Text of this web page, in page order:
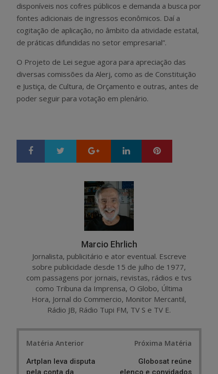
disponíveis nos cofres públicos e demanda a busca por
fontes adicionais de ingressos econômicos. Daí a
cogitação de aplicação, no âmbito da atividade estatal,
de práticas difundidas no setor empresarial”.
O Projeto de Lei segue agora para apreciação das
diversas comissões da Alerj, como as de Constituição
e Justiça, de Cultura, de Orçamento e outras, antes de
poder seguir para votação em plenário.
Google+ LinkedIn
Marcio Ehrlich
Jornalista, publicitário e ator eventual. Escreve
sobre publicidade desde 15 de julho de 1977,
com passagens por jornais, revistas, rádios e tvs
como Tribuna da Imprensa, O Globo, Última
Hora, Jornal do Commercio, Monitor Mercantil,
Rádio JB, Rádio Tupi FM, TV S e TV E.
Matéria Anterior
Artplan leva disputa
Próxima Matéria
Globosat reúne